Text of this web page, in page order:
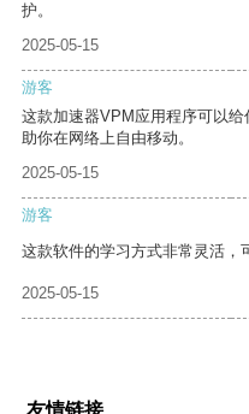
护。
2025-05-15
游客
这款加速器VPM应用程序可以
助你在网络上自由移动。
2025-05-15
游客
这款软件的学习方式非常灵活，
2025-05-15